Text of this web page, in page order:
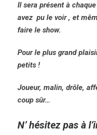
Il sera présent à
avez pu le voir , et
faire le show.
Pour le plus grand
petits !
Joueur, malin, drôle,
coup sûr…
N’ hésitez pas à